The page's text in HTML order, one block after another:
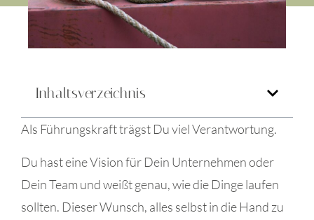
Inhaltsverzeichnis
Als Führungskraft trägst Du viel Verantwortung.
Du hast eine Vision für Dein Unternehmen oder
Dein Team und weißt genau, wie die Dinge laufen
sollten. Dieser Wunsch, alles selbst in die Hand zu